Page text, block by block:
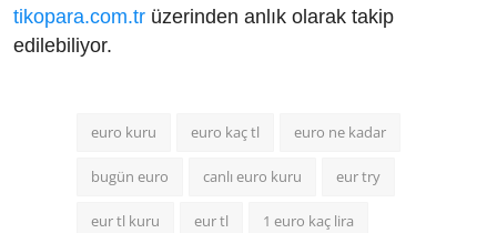
tikopara.com.tr üzerinden anlık olarak takip
edilebiliyor.
euro kuru euro kaç tl euro ne kadar
bugün euro canlı euro kuru eur try
eur tl kuru eur tl 1 euro kaç lira